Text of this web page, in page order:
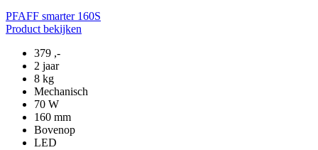
PFAFF smarter 160S
Product bekijken
379 ,-
2 jaar
8 kg
Mechanisch
70 W
160 mm
Bovenop
LED